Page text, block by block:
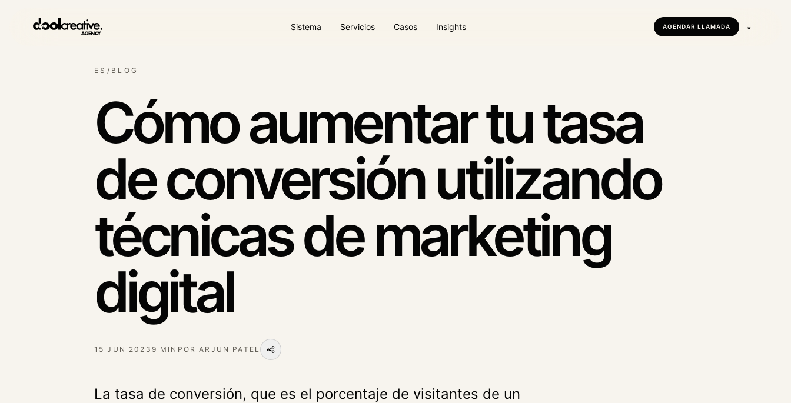
Sistema Servicios
SEO y contenido
Sistemas de demanda orgánica
Publicidad online
Campañas orientadas a calidad
Dool Care
Cuidado web continuo
Redes sociales
Contenido con intención
comercial
Casos Insights AGENDAR LLAMADA ◒
ES/BLOG
Cómo aumentar tu tasa
de conversión utilizando
técnicas de marketing
digital
15 JUN 2023 9 MIN POR ARJUN PATEL
La tasa de conversión, que es el porcentaje de visitantes de un